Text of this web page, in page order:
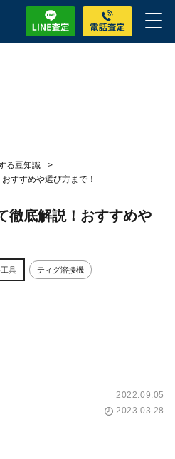
る豆知識
>
すすめや選び方まで！
徹底解説！おすすめや
具 ティグ溶接機
2022.09.05
2023.03.28